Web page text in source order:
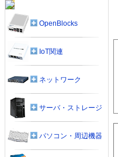
OpenBlocks
IoT関連
ネットワーク
サーバ・ストレージ
パソコン・周辺機器